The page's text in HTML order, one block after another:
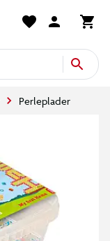
Perleplader